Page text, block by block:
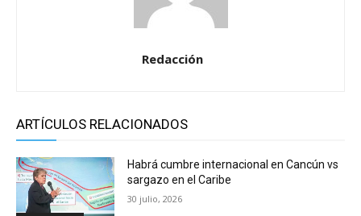
Redacción
ARTÍCULOS RELACIONADOS
Habrá cumbre internacional en Cancún vs
sargazo en el Caribe
30 julio, 2026